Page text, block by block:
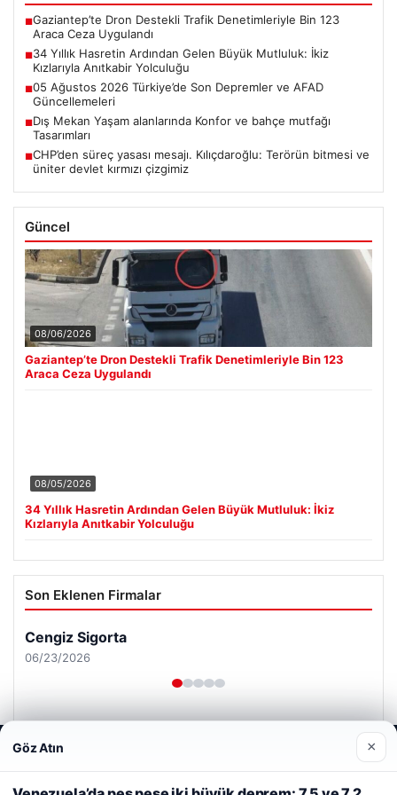
■Gaziantep’te Dron Destekli Trafik Denetimleriyle Bin 123
Araca Ceza Uygulandı
■34 Yıllık Hasretin Ardından Gelen Büyük Mutluluk: İkiz
Kızlarıyla Anıtkabir Yolculuğu
■05 Ağustos 2026 Türkiye’de Son Depremler ve AFAD
Güncellemeleri
■Dış Mekan Yaşam alanlarında Konfor ve bahçe mutfağı
Tasarımları
■CHP’den süreç yasası mesajı. Kılıçdaroğlu: Terörün bitmesi ve
üniter devlet kırmızı çizgimiz
Güncel
08/06/2026
Gaziantep’te Dron Destekli Trafik Denetimleriyle Bin 123
Araca Ceza Uygulandı
08/05/2026
34 Yıllık Hasretin Ardından Gelen Büyük Mutluluk: İkiz
Kızlarıyla Anıtkabir Yolculuğu
Son Eklenen Firmalar
Cengiz Sigorta
06/23/2026
Web sitemizi nasıl kullandığınızı daha iyi anlayabilmek,
deneyiminizi kişiselleştirmek ve geliştirmek amacıyla çerezler
kullanıyoruz. Çerez Politikamız
Göz Atın ×